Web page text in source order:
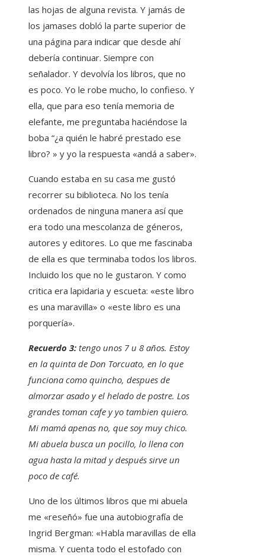
las hojas de alguna revista. Y jamás de
los jamases dobló la parte superior de
una página para indicar que desde ahí
debería continuar. Siempre con
señalador. Y devolvía los libros, que no
es poco. Yo le robe mucho, lo confieso. Y
ella, que para eso tenía memoria de
elefante, me preguntaba haciéndose la
boba “¿a quién le habré prestado ese
libro? » y yo la respuesta «andá a saber».
Cuando estaba en su casa me gustó
recorrer su biblioteca. No los tenía
ordenados de ninguna manera así que
era todo una mescolanza de géneros,
autores y editores. Lo que me fascinaba
de ella es que terminaba todos los libros.
Incluido los que no le gustaron. Y como
critica era lapidaria y escueta: «este libro
es una maravilla» o «este libro es una
porquería».
Recuerdo 3: tengo unos 7 u 8 años. Estoy
en la quinta de Don Torcuato, en lo que
funciona como quincho, despues de
almorzar asado y el helado de postre. Los
grandes toman cafe y yo tambien quiero.
Mi mamá apenas no, que soy muy chico.
Mi abuela busca un pocillo, lo llena con
agua hasta la mitad y después sirve un
poco de café.
Uno de los últimos libros que mi abuela
me «reseñó» fue una autobiografía de
Ingrid Bergman: «Habla maravillas de ella
misma. Y cuenta todo el estofado con